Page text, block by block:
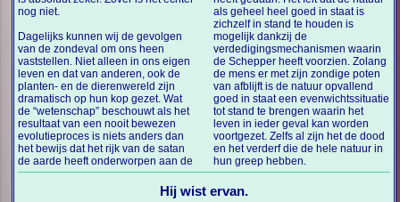
nog niet.
Dagelijks kunnen wij de gevolgen
van de zondeval om ons heen
vaststellen. Niet alleen in ons eigen
leven en dat van anderen, ook de
planten- en de dierenwereld zijn
dramatisch op hun kop gezet. Wat
de “wetenschap” beschouwt als het
resultaat van een nooit bewezen
evolutieproces is niets anders dan
het bewijs dat het rijk van de satan
de aarde heeft onderworpen aan de
als geheel heel goed in staat is
zichzelf in stand te houden is
mogelijk dankzij de
verdedigingsmechanismen waarin
de Schepper heeft voorzien. Zolang
de mens er met zijn zondige poten
van afblijft is de natuur opvallend
goed in staat een evenwichtssituatie
tot stand te brengen waarin het
leven in ieder geval kan worden
voortgezet. Zelfs al zijn het de dood
en het verderf die de hele natuur in
hun greep hebben.
Hij wist ervan.